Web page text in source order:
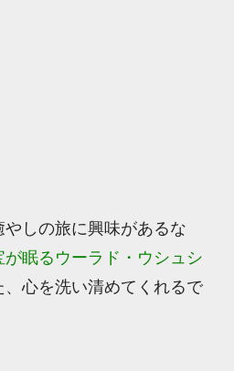
しの旅に興味があるな
眠るウーラド・ウシュシ
、心を洗い清めてくれるで